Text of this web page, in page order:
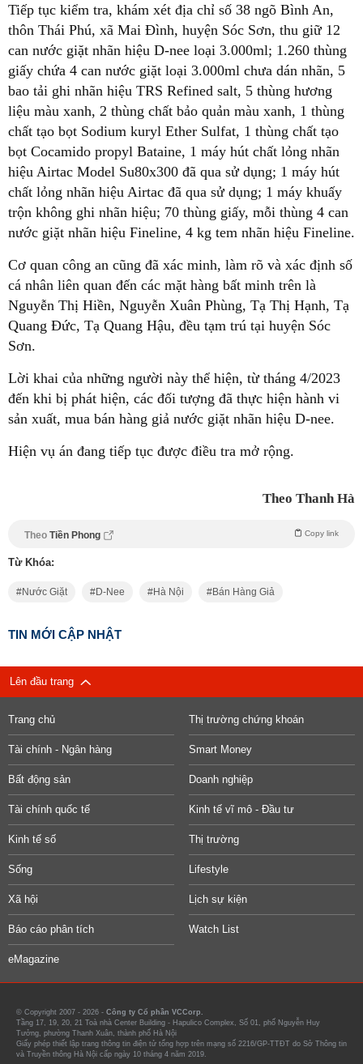
Tiếp tục kiểm tra, khám xét địa chỉ số 38 ngõ Bình An,
thôn Thái Phú, xã Mai Đình, huyện Sóc Sơn, thu giữ 12
can nước giặt nhãn hiệu D-nee loại 3.000ml; 1.260 thùng
giấy chứa 4 can nước giặt loại 3.000ml chưa dán nhãn, 5
bao tải ghi nhãn hiệu TRS Refined salt, 5 thùng hương
liệu màu xanh, 2 thùng chất bảo quản màu xanh, 1 thùng
chất tạo bọt Sodium kuryl Ether Sulfat, 1 thùng chất tạo
bọt Cocamido propyl Bataine, 1 máy hút chất lỏng nhãn
hiệu Airtac Model Su80x300 đã qua sử dụng; 1 máy hút
chất lỏng nhãn hiệu Airtac đã qua sử dụng; 1 máy khuấy
trộn không ghi nhãn hiệu; 70 thùng giấy, mỗi thùng 4 can
nước giặt nhãn hiệu Fineline, 4 kg tem nhãn hiệu Fineline.
Cơ quan công an cũng đã xác minh, làm rõ và xác định số
cá nhân liên quan đến các mặt hàng bất minh trên là
Nguyễn Thị Hiền, Nguyễn Xuân Phùng, Tạ Thị Hạnh, Tạ
Quang Đức, Tạ Quang Hậu, đều tạm trú tại huyện Sóc
Sơn.
Lời khai của những người này thể hiện, từ tháng 4/2023
đến khi bị phát hiện, các đối tượng đã thực hiện hành vi
sản xuất, mua bán hàng giả nước giặt nhãn hiệu D-nee.
Hiện vụ án đang tiếp tục được điều tra mở rộng.
Theo Thanh Hà
Theo Tiền Phong Copy link
Từ Khóa:
Nước Giặt D-Nee Hà Nội Bán Hàng Giả
TIN MỚI CẬP NHẬT
Lên đầu trang
Trang chủ Thị trường chứng khoán
Tài chính - Ngân hàng Smart Money
Bất động sản Doanh nghiệp
Tài chính quốc tế Kinh tế vĩ mô - Đầu tư
Kinh tế số Thị trường
Sống Lifestyle
Xã hội Lịch sự kiện
Báo cáo phân tích Watch List
eMagazine
© Copyright 2007 - 2026 - Công ty Cổ phần VCCorp.
Tầng 17, 19, 20, 21 Toà nhà Center Building - Hapulico Complex, Số 01, phố Nguyễn Huy
Tưởng, phường Thanh Xuân, thành phố Hà Nội
Giấy phép thiết lập trang thông tin điện tử tổng hợp trên mạng số 2216/GP-TTĐT do Sở Thông tin
và Truyền thông Hà Nội cấp ngày 10 tháng 4 năm 2019.